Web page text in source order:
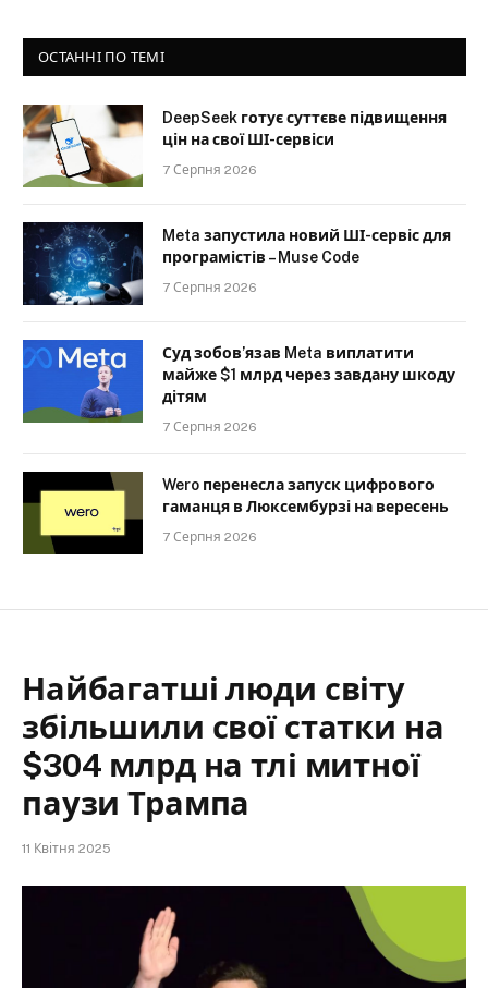
ОСТАННІ ПО ТЕМІ
DeepSeek готує суттєве підвищення
цін на свої ШІ-сервіси
7 Серпня 2026
Meta запустила новий ШІ-сервіс для
програмістів – Muse Code
7 Серпня 2026
Суд зобов’язав Meta виплатити
майже $1 млрд через завдану шкоду
дітям
7 Серпня 2026
Wero перенесла запуск цифрового
гаманця в Люксембурзі на вересень
7 Серпня 2026
Найбагатші люди світу
збільшили свої статки на
$304 млрд на тлі митної
паузи Трампа
11 Квітня 2025